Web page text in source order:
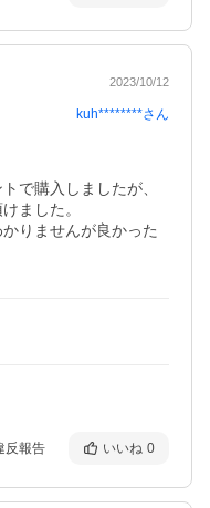
2023/10/12
kuh********さん
で購入しましたが、
ました。
りませんが良かった
反報告 いいね 0